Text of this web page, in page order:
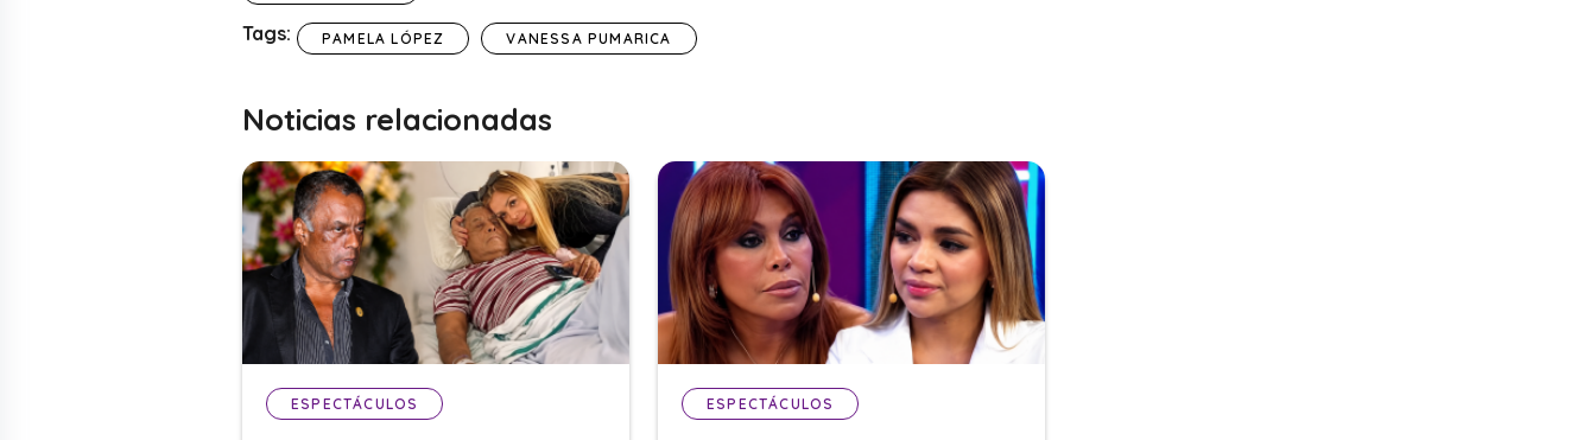
Tags: PAMELA LÓPEZ VANESSA PUMARICA
Noticias relacionadas
ESPECTÁCULOS ESPECTÁCULOS